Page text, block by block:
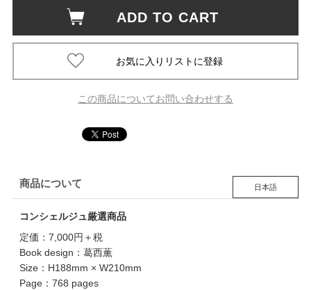
ADD TO CART
この商品についてお問い合わせする
商品について 日本語
コンシェルジュ厳選商品
定価：7,000円＋税
Book design：葛西薫
Size：H188mm × W210mm
Page：768 pages